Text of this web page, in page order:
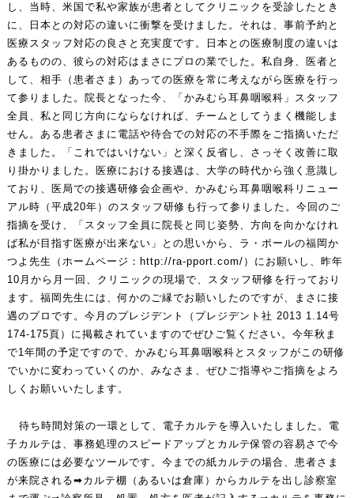
し、当時、米国で私や家族が患者としてクリニックを受診したとき
に、日本との対応の違いに衝撃を受けました。それは、事前予約と
医療スタッフ対応の良さと充実度です。日本との医療制度の違いは
あるものの、彼らの対応はまさにプロの業でした。私自身、医者と
して、相手（患者さま）あっての医療を常に考えながら医療を行っ
て参りました。院長となった今、「かみむら耳鼻咽喉科」スタッフ
全員、私と同じ方向にならなければ、チームとしてうまく機能しま
せん。ある患者さまに電話や待合での対応の不手際をご指摘いただ
きました。「これではいけない」と深く反省し、さっそく改善に取
り掛かりました。医療における接遇は、大学の時代から強く意識し
ており、医局での接遇研修会企画や、かみむら耳鼻咽喉科リニュー
アル時（平成20年）のスタッフ研修も行って参りました。今回のご
指摘を受け、「スタッフ全員に院長と同じ姿勢、方向を向かなけれ
ば私が目指す医療が出来ない」との思いから、ラ・ポールの福岡か
つよ先生（ホームページ： http://ra-pport.com/ ）にお願いし、昨年
10月から月一回、クリニックの現場で、スタッフ研修を行っており
ます。福岡先生には、何かのご縁でお願いしたのですが、まさに接
遇のプロです。今月のプレジデント（プレジデント社 2013 1.14号
174-175頁）に掲載されていますのでぜひご覧ください。今年秋ま
で1年間の予定ですので、かみむら耳鼻咽喉科とスタッフがこの研修
でいかに変わっていくのか、みなさま、ぜひご指導やご指摘をよろ
しくお願いいたします。
待ち時間対策の一環として、電子カルテを導入いたしました。電
子カルテは、事務処理のスピードアップとカルテ保管の容易さで今
の医療には必要なツールです。今までの紙カルテの場合、患者さま
が来院される➡カルテ棚（あるいは倉庫）からカルテを出し診察室